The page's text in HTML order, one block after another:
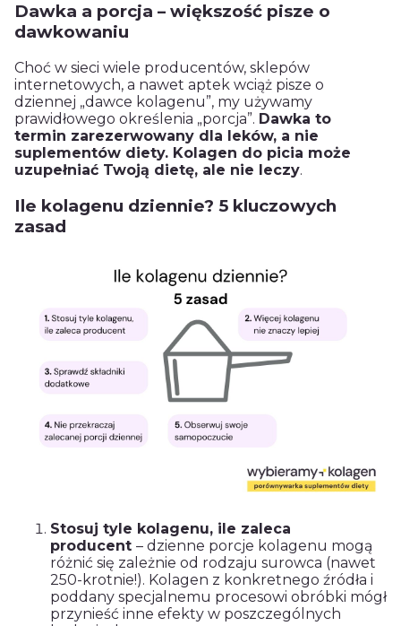
Dawka a porcja – większość pisze o
dawkowaniu
Choć w sieci wiele producentów, sklepów
internetowych, a nawet aptek wciąż pisze o
dziennej „dawce kolagenu”, my używamy
prawidłowego określenia „porcja”. Dawka to
termin zarezerwowany dla leków, a nie
suplementów diety. Kolagen do picia może
uzupełniać Twoją dietę, ale nie leczy.
Ile kolagenu dziennie? 5 kluczowych
zasad
Stosuj tyle kolagenu, ile zaleca
producent – dzienne porcje kolagenu mogą
różnić się zależnie od rodzaju surowca (nawet
250-krotnie!). Kolagen z konkretnego źródła i
poddany specjalnemu procesowi obróbki mógł
przynieść inne efekty w poszczególnych